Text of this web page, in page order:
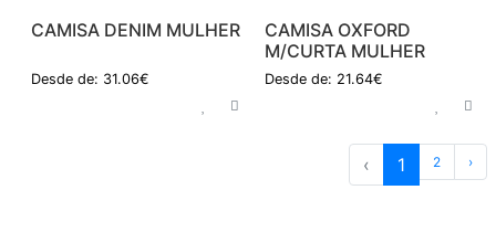
CAMISA DENIM MULHER
Desde de: 31.06€
CAMISA OXFORD
M/CURTA MULHER
Desde de: 21.64€
‹ 1 2 ›